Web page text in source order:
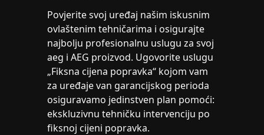
Povjerite svoj uređaj našim iskusnim
ovlaštenim tehničarima i osigurajte
najbolju profesionalnu uslugu za svoj
aeg i AEG proizvod. Ugovorite uslugu
„Fiksna cijena popravka“ kojom vam
za uređaje van garancijskog perioda
osiguravamo jedinstven plan pomoći:
ekskluzivnu tehničku intervenciju po
fiksnoj cijeni popravka.